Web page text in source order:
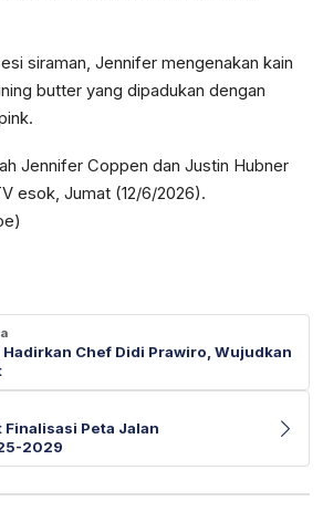
siraman, Jennifer mengenakan kain
butter yang dipadukan dengan
Jennifer Coppen dan Justin Hubner
esok, Jumat (12/6/2026).
Hadirkan Chef Didi Prawiro, Wujudkan
Finalisasi Peta Jalan
2029